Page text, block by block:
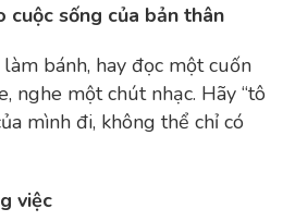
cuộc sống của bản thân
bánh, hay đọc một cuốn
nghe một chút nhạc. Hãy “tô
mình đi, không thể chỉ có
việc